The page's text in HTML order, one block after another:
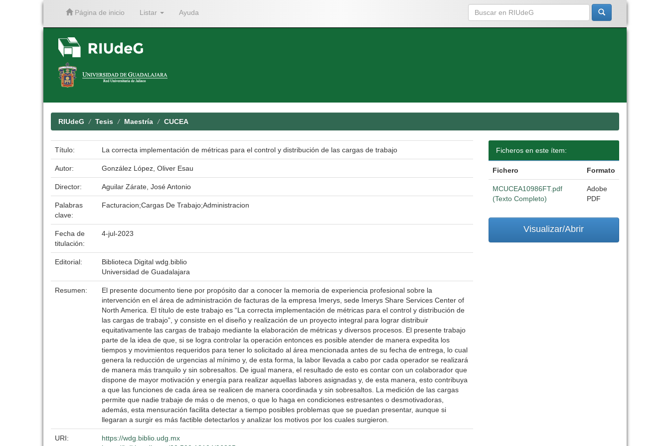
Página de inicio Listar Ayuda
RIUdeG Tesis Maestría CUCEA
Título: La correcta implementación de métricas para el control y distribución de las cargas de trabajo
Autor: González López, Oliver Esau
Director: Aguilar Zárate, José Antonio
Palabras
clave:
Facturacion;Cargas De Trabajo;Administracion
Fecha de
titulación:
4-jul-2023
Editorial:
Biblioteca Digital wdg.biblio
Universidad de Guadalajara
Resumen:
El presente documento tiene por propósito dar a conocer la memoria de experiencia profesional sobre la
intervención en el área de administración de facturas de la empresa Imerys, sede Imerys Share Services Center of
North America. El título de este trabajo es “La correcta implementación de métricas para el control y distribución de
las cargas de trabajo”, y consiste en el diseño y realización de un proyecto integral para lograr distribuir
equitativamente las cargas de trabajo mediante la elaboración de métricas y diversos procesos. El presente trabajo
parte de la idea de que, si se logra controlar la operación entonces es posible atender de manera expedita los
tiempos y movimientos requeridos para tener lo solicitado al área mencionada antes de su fecha de entrega, lo cual
genera la reducción de urgencias al mínimo y, de esta forma, la labor llevada a cabo por cada operador se realizará
de manera más tranquilo y sin sobresaltos. De igual manera, el resultado de esto es contar con un colaborador que
dispone de mayor motivación y energía para realizar aquellas labores asignadas y, de esta manera, esto contribuya
a que las funciones de cada área se realicen de manera coordinada y sin sobresaltos. La medición de las cargas
permite que nadie trabaje de más o de menos, o que lo haga en condiciones estresantes o desmotivadoras,
además, esta mensuración facilita detectar a tiempo posibles problemas que se puedan presentar, aunque si
llegaran a surgir es más factible detectarlos y analizar los motivos por los cuales surgieron.
URI:
https://wdg.biblio.udg.mx
Ficheros en este ítem:
Fichero Formato
MCUCEA10986FT.pdf
(Texto Completo)
Adobe
PDF
Visualizar/Abrir